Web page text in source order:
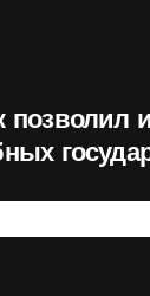
позволил